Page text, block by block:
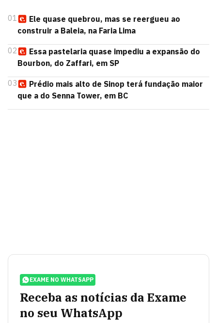
01
Ele quase quebrou, mas se reergueu ao
construir a Baleia, na Faria Lima
02
Essa pastelaria quase impediu a expansão do
Bourbon, do Zaffari, em SP
03
Prédio mais alto de Sinop terá fundação maior
que a do Senna Tower, em BC
EXAME NO WHATSAPP
Receba as notícias da Exame
no seu WhatsApp